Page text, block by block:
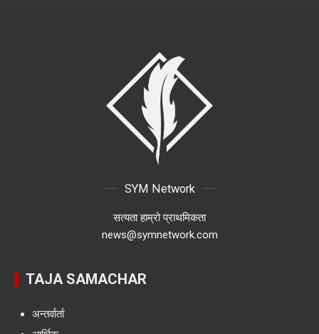
SYM Network
सत्यता हाम्रो प्राथमिकता
news@symnetwork.com
TAJA SAMACHAR
अन्तर्वार्ता